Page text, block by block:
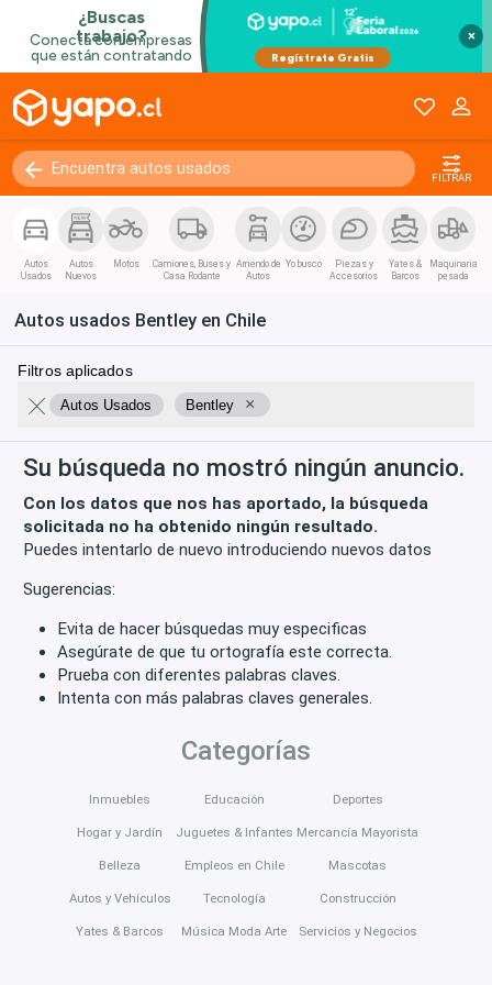
×
FILTRAR
Autos
Usados
Autos
Nuevos
Motos
Camiones, Buses y
Casa Rodante
Arriendo de
Autos
Yo busco
Piezas y
Accesorios
Yates &
Barcos
Maquinaria
pesada
Autos usados Bentley en Chile
Filtros aplicados
Autos Usados Bentley ×
Su búsqueda no mostró ningún anuncio.
Con los datos que nos has aportado, la búsqueda
solicitada no ha obtenido ningún resultado.
Puedes intentarlo de nuevo introduciendo nuevos datos
Sugerencias:
Evita de hacer búsquedas muy especificas
Asegúrate de que tu ortografía este correcta.
Prueba con diferentes palabras claves.
Intenta con más palabras claves generales.
Categorías
Inmuebles
Hogar y Jardín
Belleza
Autos y Vehículos
Yates & Barcos
Educación
Juguetes & Infantes
Empleos en Chile
Tecnología
Música Moda Arte
Deportes
Mercancía Mayorista
Mascotas
Construcción
Servicios y Negocios
Kilómetros 0 - 250000+